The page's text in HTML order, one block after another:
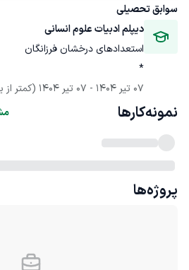
سوابق تحصیلی
دیپلم ادبیات علوم انسانی
استعدادهای درخشان فرزانگان
*
07 تیر 1404
- 07 تیر 1404 (کمتر
نمونه‌کارها
پروژه‌ها